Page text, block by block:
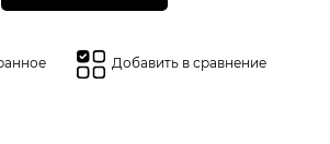
Добавить в сравнение